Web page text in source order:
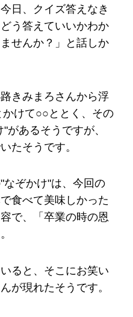
日、クイズ答えなき
う答えていいかわか
せんか？」と話しか
きみまろさんから浮
けて○○ととく、その
があるそうですが、
たそうです。
ぞかけ"は、今回の
食べて美味しかった
で、「卒業の時の恩
ると、そこにお笑い
が現れたそうです。